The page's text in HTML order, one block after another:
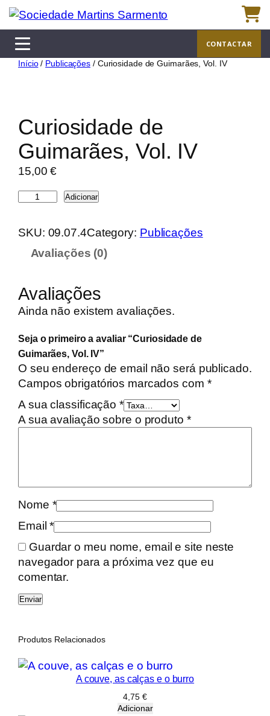
Saltar
para
conteúdo
CONTACTAR
Início/ Publicações / Curiosidade de Guimarães, Vol. IV
Curiosidade de
Guimarães, Vol. IV
15,00€
a
d
a
d
e
d
e
C
r
i
d
a
e
d
e
G
i
a
ã
Adicionar
SKU: 09.07.4Category: Publicações
Avaliações (0)
Avaliações
Ainda não existem avaliações.
Seja o primeiro a avaliar “Curiosidade de
Guimarães, Vol. IV”
O seu endereço de email não será publicado.
Campos obrigatórios marcados com *
A sua classificação *
A sua avaliação sobre o produto *
Nome *
Email*
Guardar o meu nome, email e site neste
navegador para a próxima vez que eu
comentar.
Produtos Relacionados
A couve, as calças e o burro
4,75 €
Adicionar